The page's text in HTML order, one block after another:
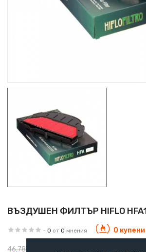
ВЪЗДУШЕН ФИЛТЪР HIFLO
- 0 от 0 мнения 0 купени
46,78 € / 91.49 лв.